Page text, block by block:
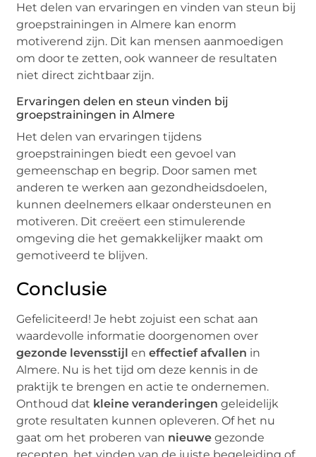
Het delen van ervaringen en vinden van steun bij
groepstrainingen in Almere kan enorm
motiverend zijn. Dit kan mensen aanmoedigen
om door te zetten, ook wanneer de resultaten
niet direct zichtbaar zijn.
Ervaringen delen en steun vinden bij
groepstrainingen in Almere
Het delen van ervaringen tijdens
groepstrainingen biedt een gevoel van
gemeenschap en begrip. Door samen met
anderen te werken aan gezondheidsdoelen,
kunnen deelnemers elkaar ondersteunen en
motiveren. Dit creëert een stimulerende
omgeving die het gemakkelijker maakt om
gemotiveerd te blijven.
Conclusie
Gefeliciteerd! Je hebt zojuist een schat aan
waardevolle informatie doorgenomen over
gezonde levensstijl eneffectief afvallen in
Almere. Nu is het tijd om deze kennis in de
praktijk te brengen en actie te ondernemen.
Onthoud dat kleine veranderingen geleidelijk
grote resultaten kunnen opleveren. Of het nu
gaat om het proberen van nieuwe gezonde